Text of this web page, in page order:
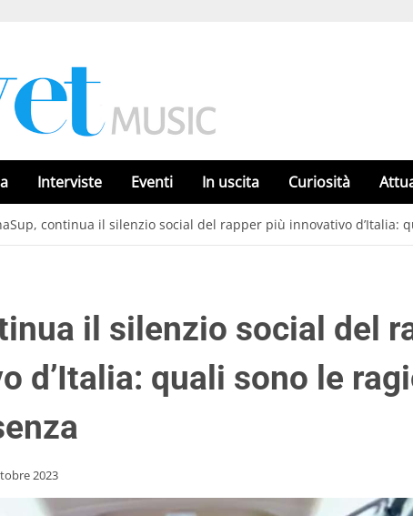
Interviste Eventi In uscita Curiosità
continua il silenzio social del rapper più innovativo d’Italia:
il silenzio social del
d’Italia: quali sono le
2023